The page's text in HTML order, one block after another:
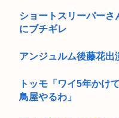
ショートスリーパーさ
にブチギレ
アンジュルム後藤花出
トッモ「ワイ5年かけ
鳥屋やるわ」